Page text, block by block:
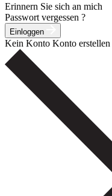
Erinnern Sie sich an mich
Passwort vergessen ?
Einloggen
Kein Konto Konto erstellen